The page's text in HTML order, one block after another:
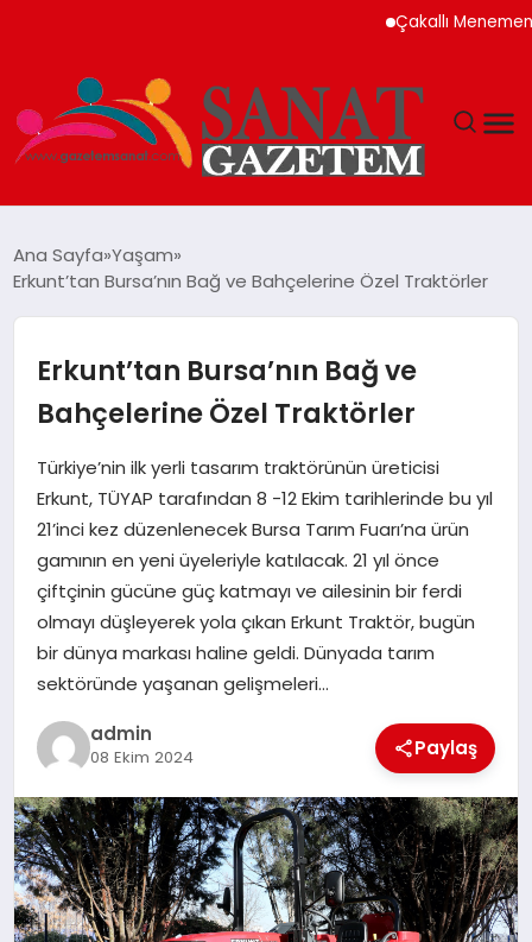
Çakallı Menemeni
SIYASET
SPOR
YAŞAM
EKONOMI
SAĞLIK
DÜNYA
EĞITIM
Ana Sayfa Yaşam
Erkunt’tan Bursa’nın Bağ ve Bahçelerine Özel Traktörler
Erkunt’tan Bursa’nın Bağ ve
Bahçelerine Özel Traktörler
Türkiye’nin ilk yerli tasarım traktörünün üreticisi
Erkunt, TÜYAP tarafından 8 -12 Ekim tarihlerinde bu yıl
21’inci kez düzenlenecek Bursa Tarım Fuarı’na ürün
gamının en yeni üyeleriyle katılacak. 21 yıl önce
çiftçinin gücüne güç katmayı ve ailesinin bir ferdi
olmayı düşleyerek yola çıkan Erkunt Traktör, bugün
bir dünya markası haline geldi. Dünyada tarım
sektöründe yaşanan gelişmeleri…
admin
08 Ekim 2024 Paylaş